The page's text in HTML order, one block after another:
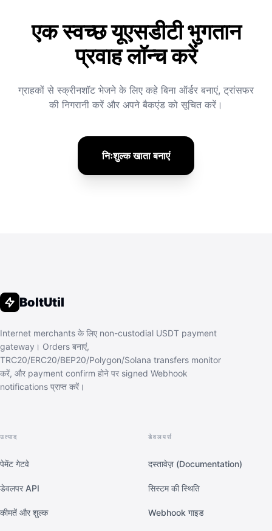
एक स्वच्छ यूएसडीटी भुगतान
प्रवाह लॉन्च करें
ग्राहकों से स्क्रीनशॉट भेजने के लिए कहे बिना ऑर्डर बनाएं, ट्रांसफर
की निगरानी करें और अपने बैकएंड को सूचित करें।
निःशुल्क खाता बनाएं
BoltUtil
Internet merchants के लिए non-custodial USDT payment
gateway। Orders बनाएं,
TRC20/ERC20/BEP20/Polygon/Solana transfers monitor
करें, और payment confirm होने पर signed Webhook
notifications प्राप्त करें।
उत्पाद
पेमेंट गेटवे
डेवलपर API
कीमतें और शुल्क
डेवलपर्स
दस्तावेज़ (Documentation)
सिस्टम की स्थिति
Webhook गाइड